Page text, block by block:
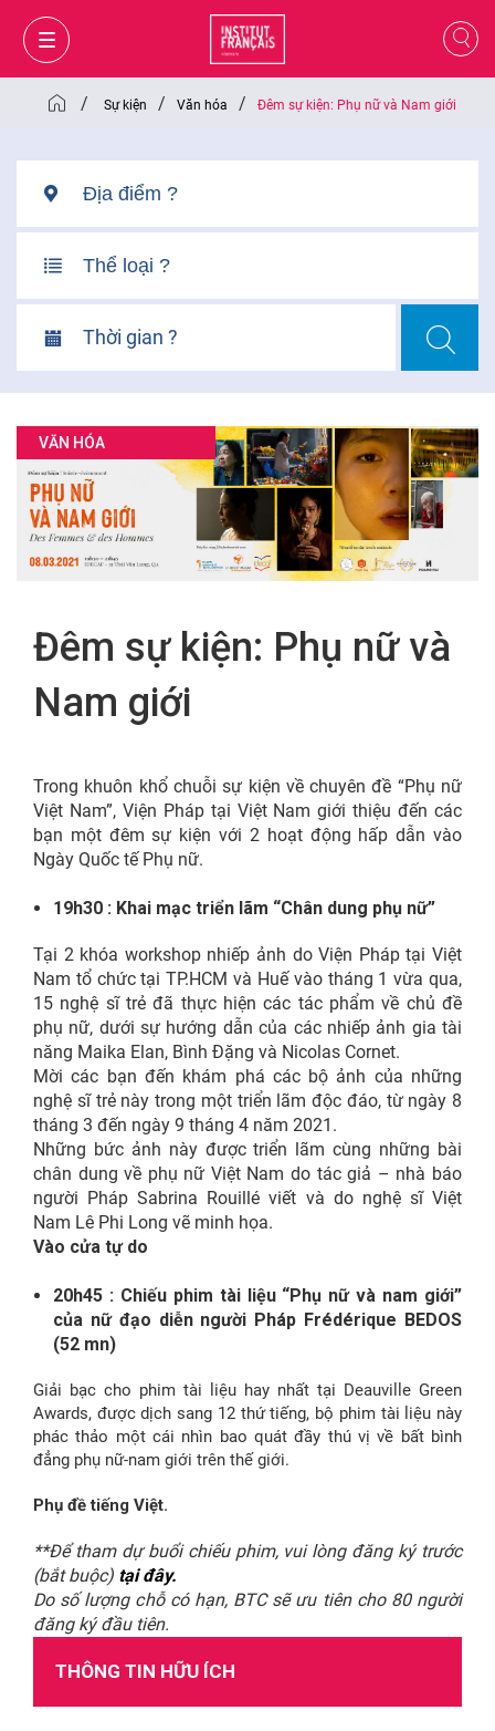
VI
VI
FR
/ Sự kiện / Văn hóa / Đêm sự kiện: Phụ nữ và Nam giới
Thời gian ?
VĂN HÓA
Đêm sự kiện: Phụ nữ và
Nam giới
Trong khuôn khổ chuỗi sự kiện về chuyên đề “Phụ nữ
Việt Nam”, Viện Pháp tại Việt Nam giới thiệu đến các
bạn một đêm sự kiện với 2 hoạt động hấp dẫn vào
Ngày Quốc tế Phụ nữ.
19h30 : Khai mạc triển lãm “Chân dung phụ nữ”
Tại 2 khóa workshop nhiếp ảnh do Viện Pháp tại Việt
Nam tổ chức tại TP.HCM và Huế vào tháng 1 vừa qua,
15 nghệ sĩ trẻ đã thực hiện các tác phẩm về chủ đề
phụ nữ, dưới sự hướng dẫn của các nhiếp ảnh gia tài
năng Maika Elan, Bình Đặng và Nicolas Cornet.
Mời các bạn đến khám phá các bộ ảnh của những
nghệ sĩ trẻ này trong một triển lãm độc đáo, từ ngày 8
tháng 3 đến ngày 9 tháng 4 năm 2021.
Những bức ảnh này được triển lãm cùng những bài
chân dung về phụ nữ Việt Nam do tác giả – nhà báo
người Pháp Sabrina Rouillé viết và do nghệ sĩ Việt
Nam Lê Phi Long vẽ minh họa.
Vào cửa tự do
20h45 : Chiếu phim tài liệu “Phụ nữ và nam giới”
của nữ đạo diễn người Pháp Frédérique BEDOS
(52 mn)
Giải bạc cho phim tài liệu hay nhất tại Deauville Green
Awards, được dịch sang 12 thứ tiếng, bộ phim tài liệu này
phác thảo một cái nhìn bao quát đầy thú vị về bất bình
đẳng phụ nữ-nam giới trên thế giới.
Phụ đề tiếng Việt.
**Để tham dự buổi chiếu phim, vui lòng đăng ký trước
(bắt buộc) tại đây.
Do số lượng chỗ có hạn, BTC sẽ ưu tiên cho 80 người
đăng ký đầu tiên.
THÔNG TIN HỮU ÍCH